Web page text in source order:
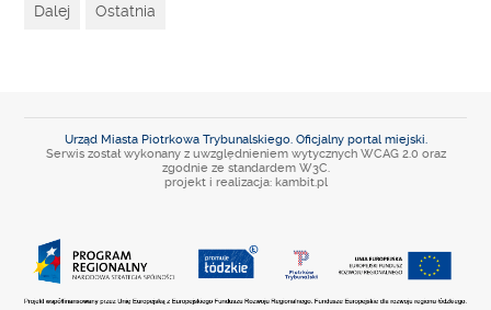
Dalej Ostatnia
Urząd Miasta Piotrkowa Trybunalskiego. Oficjalny portal miejski.
Serwis został wykonany z uwzględnieniem wytycznych WCAG 2.0 oraz
zgodnie ze standardem W3C.
projekt i realizacja: kambit.pl